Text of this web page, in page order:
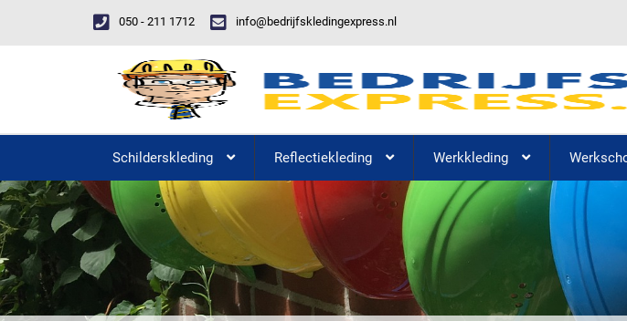
050 - 211 1712 info@bedrijfskledingexpress.nl
Schilderskleding Reflectiekleding Werkkleding